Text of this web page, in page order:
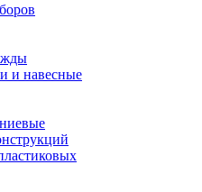
и навесные